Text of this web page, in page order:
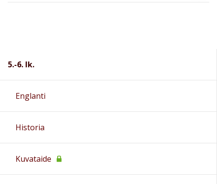
5.-6. lk.
Englanti
Historia
Kuvataide